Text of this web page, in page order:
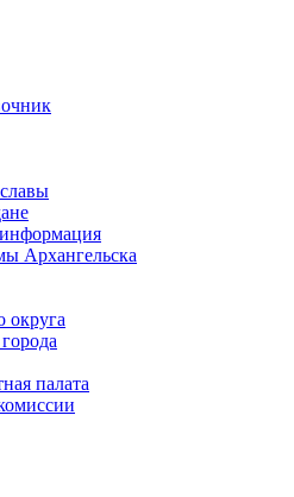
Архангельска
округа
палата